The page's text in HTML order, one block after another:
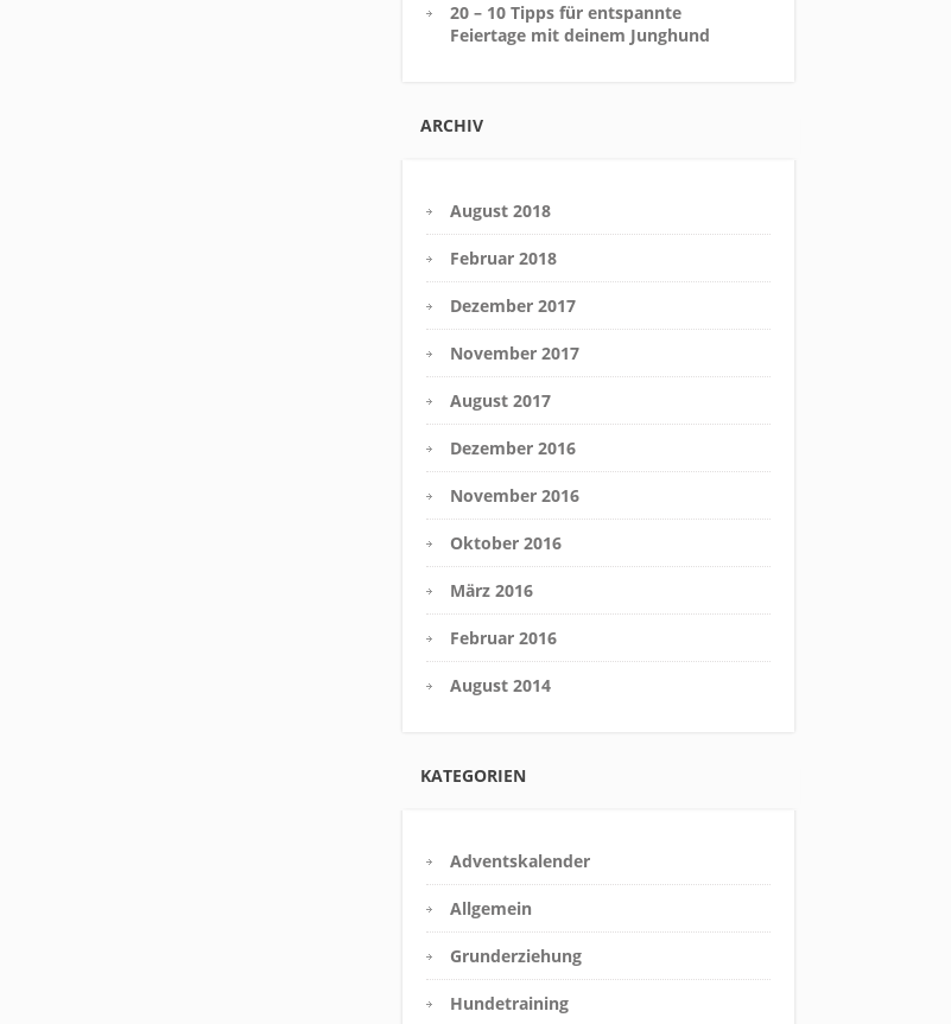
20 – 10 Tipps für entspannte
Feiertage mit deinem Junghund
ARCHIV
August 2018
Februar 2018
Dezember 2017
November 2017
August 2017
Dezember 2016
November 2016
Oktober 2016
März 2016
Februar 2016
August 2014
KATEGORIEN
Adventskalender
Allgemein
Grunderziehung
Hundetraining